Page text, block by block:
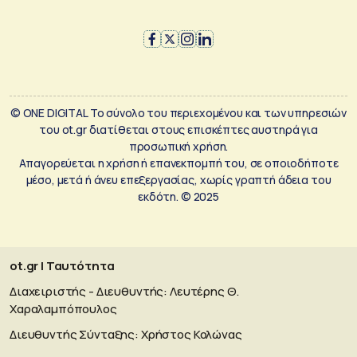
© ONE DIGITAL Το σύνολο του περιεχομένου και των υπηρεσιών
του ot.gr διατίθεται στους επισκέπτες αυστηρά για
προσωπική χρήση.
Απαγορεύεται η χρήση ή επανεκπομπή του, σε οποιοδήποτε
μέσο, μετά ή άνευ επεξεργασίας, χωρίς γραπτή άδεια του
εκδότη. © 2025
ot.gr | Ταυτότητα
Διαχειριστής - Διευθυντής: Λευτέρης Θ.
Χαραλαμπόπουλος
Διευθυντής Σύνταξης: Χρήστος Κολώνας